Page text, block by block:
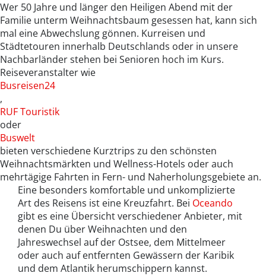
Wer 50 Jahre und länger den Heiligen Abend mit der
Familie unterm Weihnachtsbaum gesessen hat, kann sich
mal eine Abwechslung gönnen. Kurreisen und
Städtetouren innerhalb Deutschlands oder in unsere
Nachbarländer stehen bei Senioren hoch im Kurs.
Reiseveranstalter wie
Busreisen24
,
RUF Touristik
oder
Buswelt
bieten verschiedene Kurztrips zu den schönsten
Weihnachtsmärkten und Wellness-Hotels oder auch
mehrtägige Fahrten in Fern- und Naherholungsgebiete an.
Eine besonders komfortable und unkomplizierte
Art des Reisens ist eine Kreuzfahrt. Bei Oceando
gibt es eine Übersicht verschiedener Anbieter, mit
denen Du über Weihnachten und den
Jahreswechsel auf der Ostsee, dem Mittelmeer
oder auch auf entfernten Gewässern der Karibik
und dem Atlantik herumschippern kannst.